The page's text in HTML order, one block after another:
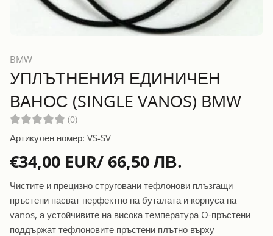
BMW
УПЛЪТНЕНИЯ ЕДИНИЧЕН
ВАНОС (SINGLE VANOS) BMW
(0)
Артикулен номер: VS-SV
€34,00 EUR/ 66,50 ЛВ.
Чистите и прецизно струговани тефлонови плъзгащи
пръстени пасват перфектно на буталата и корпуса на
vanos, а устойчивите на висока температура O-пръстени
поддържат тефлоновите пръстени плътно върху